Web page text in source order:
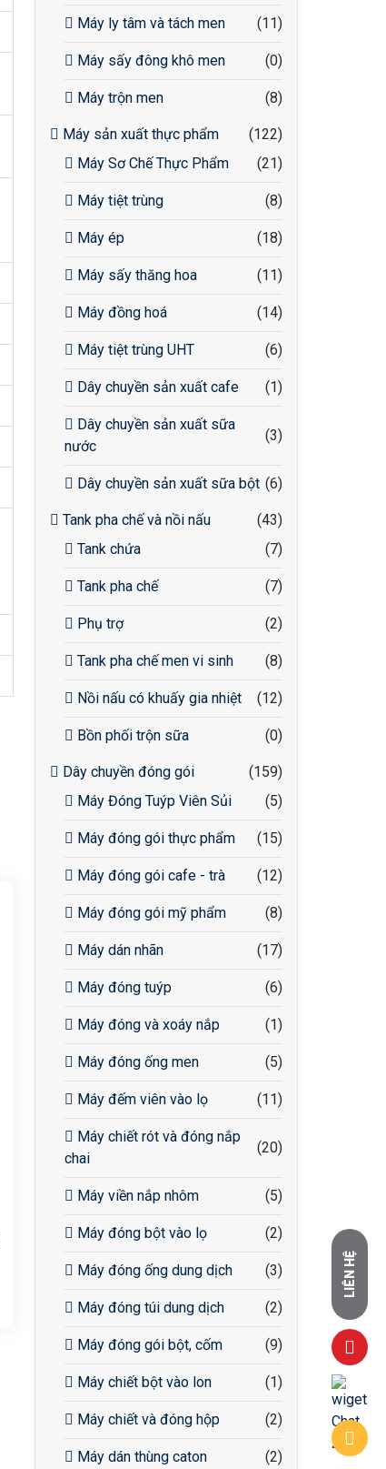
Máy ly tâm và tách men (11)
Máy sấy đông khô men (0)
Máy trộn men (8)
Máy sản xuất thực phẩm
(122)
Máy Sơ Chế Thực Phẩm
(21)
Máy tiệt trùng (8)
Máy ép (18)
Máy sấy thăng hoa (11)
Máy đồng hoá (14)
Máy tiệt trùng UHT (6)
Dây chuyền sản xuất cafe (1)
Dây chuyền sản xuất sữa
nước
(3)
Dây chuyền sản xuất sữa bột (6)
Tank pha chế và nồi nấu
(43)
Tank chứa
(7)
Tank pha chế (7)
Phụ trợ (2)
Tank pha chế men vi sinh (8)
Nồi nấu có khuấy gia nhiệt (12)
Bồn phối trộn sữa (0)
Dây chuyền đóng gói
(159)
Máy Đóng Tuýp Viên Sủi
(5)
Máy đóng gói thực phẩm (15)
Máy đóng gói cafe - trà (12)
Máy đóng gói mỹ phẩm (8)
Máy dán nhãn (17)
Máy đóng tuýp (6)
Máy đóng và xoáy nắp (1)
Máy đóng ống men (5)
Máy đếm viên vào lọ (11)
Máy chiết rót và đóng nắp
chai
(20)
Máy viền nắp nhôm (5)
Máy đóng bột vào lọ (2)
Máy đóng ống dung dịch (3)
Máy đóng túi dung dịch (2)
Máy đóng gói bột, cốm (9)
Máy chiết bột vào lon (1)
Máy chiết và đóng hộp (2)
Máy dán thùng caton (2)
LIÊN HỆ